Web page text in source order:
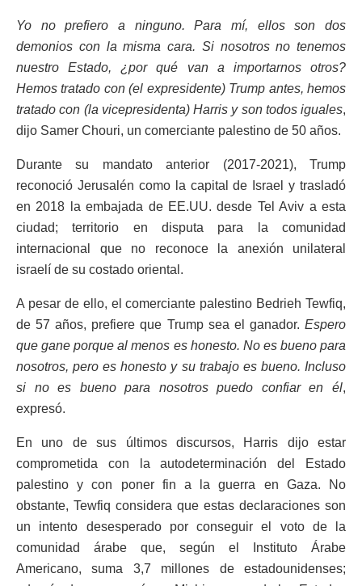
Yo no prefiero a ninguno. Para mí, ellos son dos
demonios con la misma cara. Si nosotros no tenemos
nuestro Estado, ¿por qué van a importarnos otros?
Hemos tratado con (el expresidente) Trump antes, hemos
tratado con (la vicepresidenta) Harris y son todos iguales,
dijo Samer Chouri, un comerciante palestino de 50 años.
Durante su mandato anterior (2017-2021), Trump
reconoció Jerusalén como la capital de Israel y trasladó
en 2018 la embajada de EE.UU. desde Tel Aviv a esta
ciudad; territorio en disputa para la comunidad
internacional que no reconoce la anexión unilateral
israelí de su costado oriental.
A pesar de ello, el comerciante palestino Bedrieh Tewfiq,
de 57 años, prefiere que Trump sea el ganador. Espero
que gane porque al menos es honesto. No es bueno para
nosotros, pero es honesto y su trabajo es bueno. Incluso
si no es bueno para nosotros puedo confiar en él,
expresó.
En uno de sus últimos discursos, Harris dijo estar
comprometida con la autodeterminación del Estado
palestino y con poner fin a la guerra en Gaza. No
obstante, Tewfiq considera que estas declaraciones son
un intento desesperado por conseguir el voto de la
comunidad árabe que, según el Instituto Árabe
Americano, suma 3,7 millones de estadounidenses;